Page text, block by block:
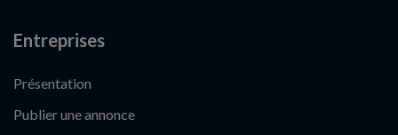
Entreprises
Présentation
Publier une annonce